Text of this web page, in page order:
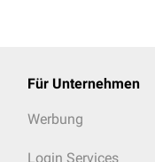
Für Unternehmen
Werbung
Login Services